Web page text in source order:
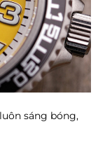
sáng bóng,